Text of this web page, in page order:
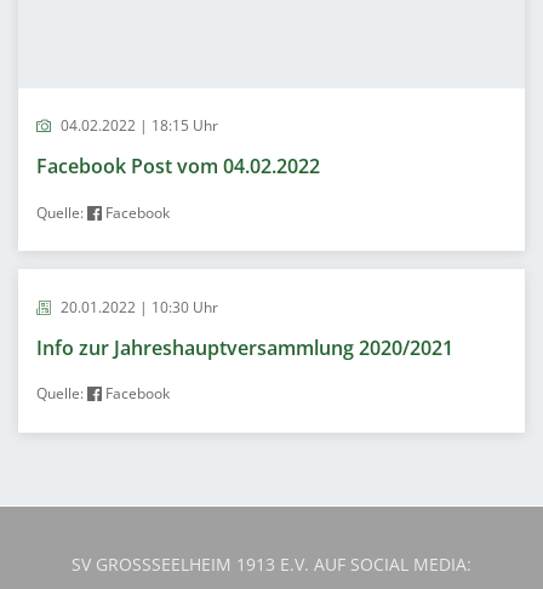
04.02.2022 | 18:15 Uhr
Facebook Post vom 04.02.2022
Quelle: Facebook
20.01.2022 | 10:30 Uhr
Info zur Jahreshauptversammlung 2020/2021
Quelle: Facebook
SV GROSSSEELHEIM 1913 E.V. AUF SOCIAL MEDIA: